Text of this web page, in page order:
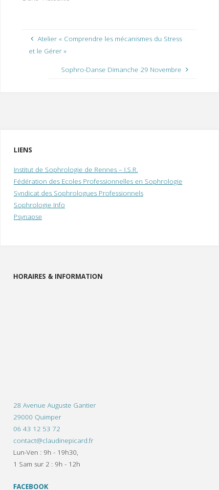
Atelier « Comprendre les mécanismes du Stress
et le Gérer »
Sophro-Danse Dimanche 29 Novembre
LIENS
Institut de Sophrologie de Rennes – I.S.R.
Fédération des Ecoles Professionnelles en Sophrologie
Syndicat des Sophrologues Professionnels
Sophrologie Info
Psynapse
HORAIRES & INFORMATION
28 Avenue Auguste Gantier
29000 Quimper
06 43 12 53 72
contact@claudinepicard.fr
Lun-Ven : 9h - 19h30,
1 Sam sur 2 : 9h - 12h
FACEBOOK